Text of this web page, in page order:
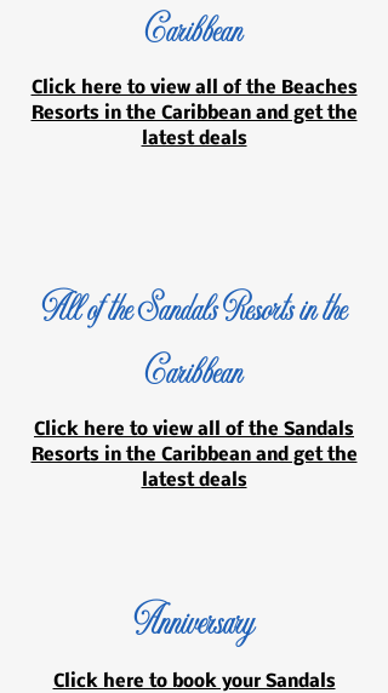
Caribbean
Click here to view all of the Beaches
Resorts in the Caribbean and get the
latest deals
All of the Sandals Resorts in the
Caribbean
Click here to view all of the Sandals
Resorts in the Caribbean and get the
latest deals
Anniversary
Click here to book your Sandals